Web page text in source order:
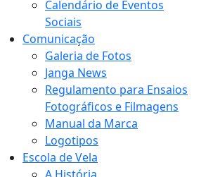
Calendário de Eventos
Sociais
Comunicação
Galeria de Fotos
Janga News
Regulamento para Ensaios
Fotográficos e Filmagens
Manual da Marca
Logotipos
Escola de Vela